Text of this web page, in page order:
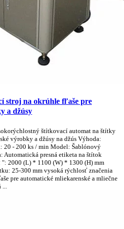
stroj na okrúhle fľaše pre
a džúsy
štítkovací automat na štítky
výrobky a džúsy na džús Výhoda:
- 200 ks / min Model: Šablónový
presná etiketa na štítok
2000 (L) * 1100 (W) * 1300 (H) mm
25-300 mm vysoká rýchlosť značenia
pre automatické mliekarenské a mliečne